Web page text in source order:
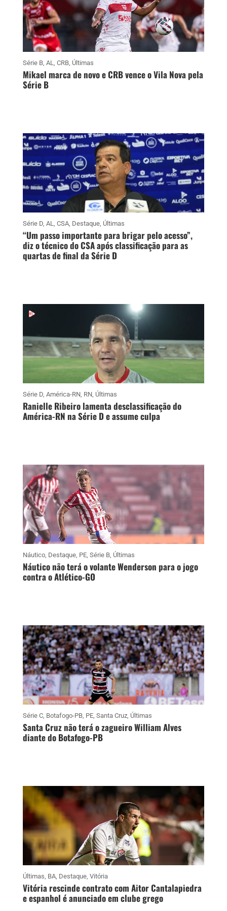
Série B, AL CRB, Últimas
Mikael marca de novo e CRB vence o Vila Nova pela
Série B
Série D, AL CSA, Destaque, Últimas
“Um passo importante para brigar pelo acesso”,
diz o técnico do CSA após classificação para as
quartas de final da Série D
Série D, América-RN, RN, Últimas
Ranielle Ribeiro lamenta desclassificação do
América-RN na Série D e assume culpa
Náutico, Destaque, PE, Série B, Últimas
Náutico não terá o volante Wenderson para o jogo
contra o Atlético-GO
Série C, Botafogo-PB, PE, Santa Cruz, Últimas
Santa Cruz não terá o zagueiro William Alves
diante do Botafogo-PB
Últimas BA, Destaque, Vitória
Vitória rescinde contrato com Aitor Cantalapiedra
e espanhol é anunciado em clube grego